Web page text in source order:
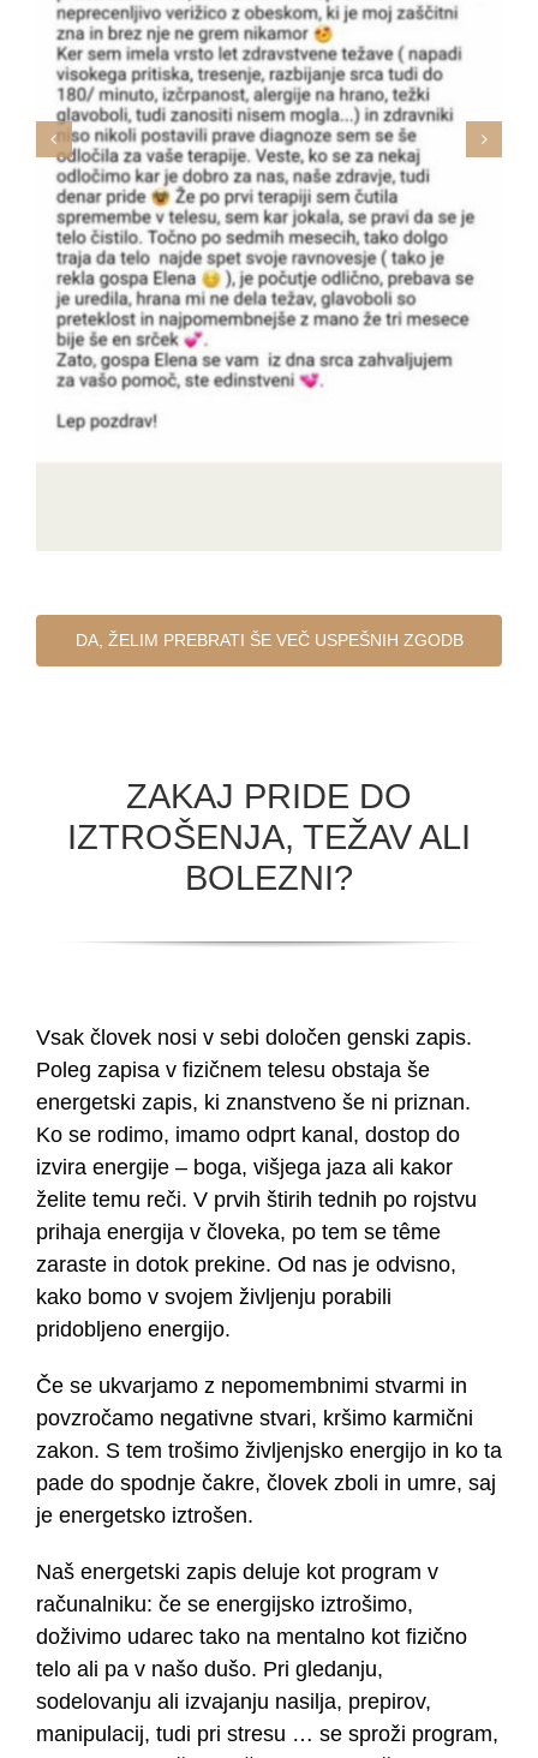
DA, ŽELIM PREBRATI ŠE VEČ USPEŠNIH ZGODB
ZAKAJ PRIDE DO
IZTROŠENJA, TEŽAV ALI
BOLEZNI?
Vsak človek nosi v sebi določen genski zapis.
Poleg zapisa v fizičnem telesu obstaja še
energetski zapis, ki znanstveno še ni priznan.
Ko se rodimo, imamo odprt kanal, dostop do
izvira energije – boga, višjega jaza ali kakor
želite temu reči. V prvih štirih tednih po rojstvu
prihaja energija v človeka, po tem se tême
zaraste in dotok prekine. Od nas je odvisno,
kako bomo v svojem življenju porabili
pridobljeno energijo.
Če se ukvarjamo z nepomembnimi stvarmi in
povzročamo negativne stvari, kršimo karmični
zakon. S tem trošimo življenjsko energijo in ko ta
pade do spodnje čakre, človek zboli in umre, saj
je energetsko iztrošen.
Naš energetski zapis deluje kot program v
računalniku: če se energijsko iztrošimo,
doživimo udarec tako na mentalno kot fizično
telo ali pa v našo dušo. Pri gledanju,
sodelovanju ali izvajanju nasilja, prepirov,
manipulacij, tudi pri stresu … se sproži program,